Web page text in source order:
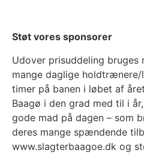
Støt vores sponsorer
Udover prisuddeling
mange daglige
timer på banen i løbet af
Baagø i den grad med til i
gode mad på dagen – som
deres mange spændende
www.slagterbaagoe.dk og